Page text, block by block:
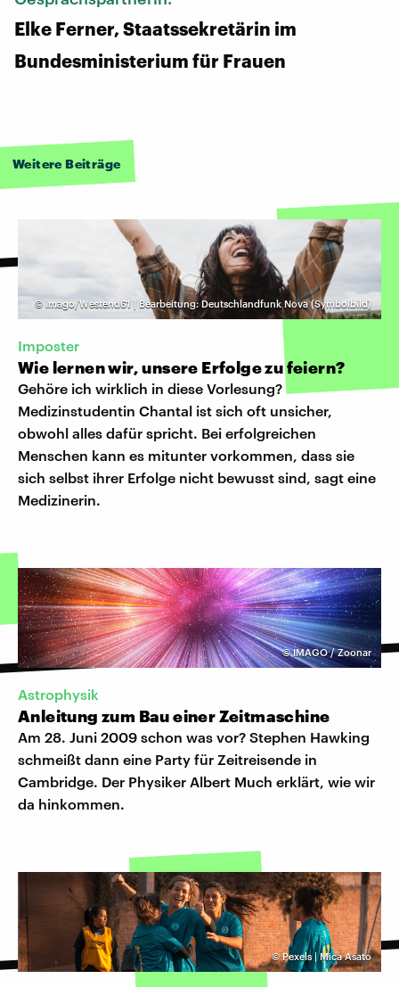
Elke Ferner, Staatssekretärin im
Bundesministerium für Frauen
Weitere Beiträge
© imago/Westend61 | Bearbeitung: Deutschlandfunk Nova (Symbolbild)
Imposter
Wie lernen wir, unsere Erfolge zu feiern?
Gehöre ich wirklich in diese Vorlesung?
Medizinstudentin Chantal ist sich oft unsicher,
obwohl alles dafür spricht. Bei erfolgreichen
Menschen kann es mitunter vorkommen, dass sie
sich selbst ihrer Erfolge nicht bewusst sind, sagt eine
Medizinerin.
©IMAGO / Zoonar
Astrophysik
Anleitung zum Bau einer Zeitmaschine
Am 28. Juni 2009 schon was vor? Stephen Hawking
schmeißt dann eine Party für Zeitreisende in
Cambridge. Der Physiker Albert Much erklärt, wie wir
da hinkommen.
©Pexels | Mica Asato